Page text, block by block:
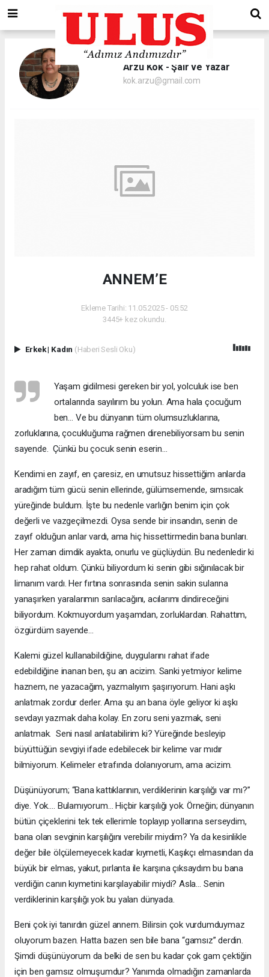
Arzu Kök - Şair ve Yazar
kok.arzu@gmail.com
ANNEM’E
Ekleme Tarihi: 11.05.2025 - 05:52
3445+ kez okundu.
Erkek| Kadın (Haberi Sesli Oku)
Yaşam gidilmesi gereken bir yol, yolculuk ise ben
ortalarında sayılırım bu yolun. Ama hala çocuğum
ben… Ve bu dünyanın tüm olumsuzluklarına,
zorluklarına, çocukluğuma rağmen direnebiliyorsam bu senin
sayende. Çünkü bu çocuk senin eserin…
Kendimi en zayıf, en çaresiz, en umutsuz hissettiğim anlarda
aradığım tüm gücü senin ellerinde, gülümsemende, sımsıcak
yüreğinde buldum. İşte bu nedenle varlığın benim için çok
değerli ve vazgeçilmezdi. Oysa sende bir insandın, senin de
zayıf olduğun anlar vardı, ama hiç hissettirmedin bana bunları.
Her zaman dimdik ayakta, onurlu ve güçlüydün. Bu nedenledir ki
hep rahat oldum. Çünkü biliyordum ki senin gibi sığınılacak bir
limanım vardı. Her fırtına sonrasında senin sakin sularına
yanaşırken yaralarımın sarılacağını, acılarımı dindireceğini
biliyordum. Kokmuyordum yaşamdan, zorluklardan. Rahattım,
özgürdüm sayende…
Kalemi güzel kullanabildiğine, duygularını rahat ifade
edebildiğine inanan ben, şu an acizim. Sanki yetmiyor kelime
haznem, ne yazacağım, yazmalıyım şaşırıyorum. Hani aşkı
anlatmak zordur derler. Ama şu an bana öyle geliyor ki aşkı
sevdayı yazmak daha kolay. En zoru seni yazmak, seni
anlatmak. Seni nasıl anlatabilirim ki? Yüreğinde besleyip
büyüttüğün sevgiyi ifade edebilecek bir kelime var mıdır
bilmiyorum. Kelimeler etrafında dolanıyorum, ama acizim.
Düşünüyorum; “Bana kattıklarının, verdiklerinin karşılığı var mı?”
diye. Yok…. Bulamıyorum… Hiçbir karşılığı yok. Örneğin; dünyanın
bütün çiçeklerini tek tek ellerimle toplayıp yollarına serseydim,
bana olan sevginin karşılığını verebilir miydim? Ya da kesinlikle
değer bile ölçülemeyecek kadar kıymetli, Kaşıkçı elmasından da
büyük bir elmas, yakut, pırlanta ile karşına çıksaydım bu bana
verdiğin canın kıymetini karşılayabilir miydi? Asla… Senin
verdiklerinin karşılığı yok bu yalan dünyada.
Beni çok iyi tanırdın güzel annem. Bilirsin çok vurdumduymaz
oluyorum bazen. Hatta bazen sen bile bana “gamsız” derdin.
Şimdi düşünüyorum da belki de sen bu kadar çok gam çektiğin
için ben gamsız olmuşumdur? Yanımda olmadığın zamanlarda